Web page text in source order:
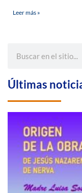
Leer más »
Últimas